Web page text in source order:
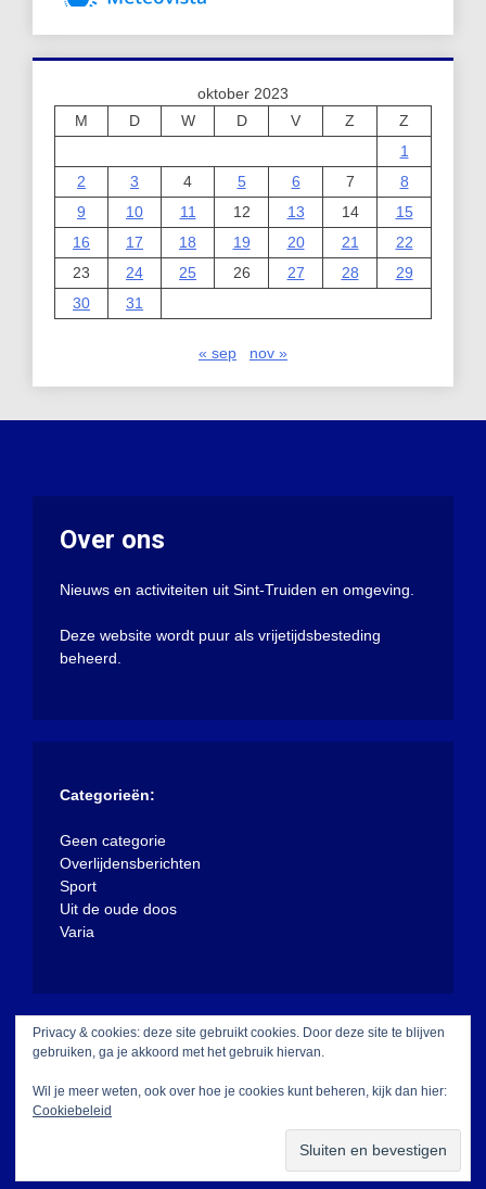
oktober 2023
M
D W D V Z
Z
1
2
3 4 5 6 7
8
9
10 11 12 13 14
15
16
17 18 19 20 21
22
23
24 25 26 27 28
29
30
31
« sep nov »
Over ons
Nieuws en activiteiten uit Sint-Truiden en omgeving.
Deze website wordt puur als vrijetijdsbesteding
beheerd.
Categorieën:
Geen categorie
Overlijdensberichten
Sport
Uit de oude doos
Varia
Met trots aangedreven door WordPress |Thema:
WalkerWP.
Privacy & cookies: deze site gebruikt cookies. Door deze site te blijven
gebruiken, ga je akkoord met het gebruik hiervan.
Wil je meer weten, ook over hoe je cookies kunt beheren, kijk dan hier:
Cookiebeleid